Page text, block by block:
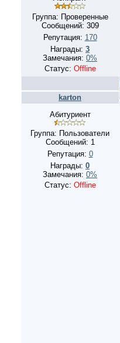
Группа: Проверенные
Сообщений: 309
Репутация: 170
Награды: 3
Замечания: 0%
Статус: Offline
karton
Абитуриент
Группа: Пользователи
Сообщений: 1
Репутация: 0
Награды: 0
Замечания: 0%
Статус: Offline